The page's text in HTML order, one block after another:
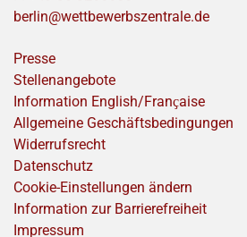
berlin@wettbewerbszentrale.de
Presse
Stellenangebote
Information English/Franҫaise
Allgemeine Geschäftsbedingungen
Widerrufsrecht
Datenschutz
Cookie-Einstellungen ändern
Information zur Barrierefreiheit
Impressum